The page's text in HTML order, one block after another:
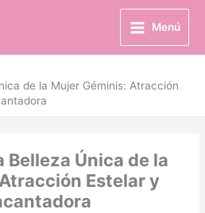
Menú
de la Mujer Géminis: Atracción
Belleza Única de la
Estelar y